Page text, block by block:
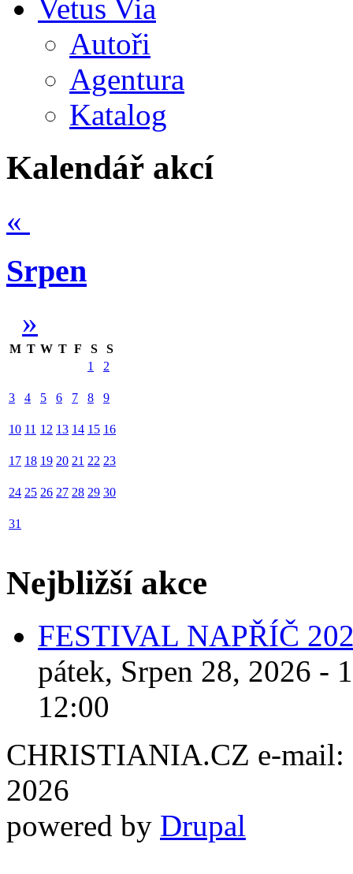
Vetus Via
Autoři
Agentura
Katalog
Kalendář akcí
«
Srpen
»
M T W T F S
S
1
2
3 4 5 6 7 8 9
10 11 12 13 14 15 16
17 18 19 20 21 22 23
24 25 26 27 28 29 30
31
Nejbližší akce
FESTIVAL NAPŘÍČ
pátek, Srpen 28, 2026 -
12:00
CHRISTIANIA.CZ e-mail:
2026
powered by Drupal